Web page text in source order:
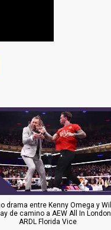
drama entre Kenny Omega y Will
de camino a AEW All In London |
ARDL Florida Vice